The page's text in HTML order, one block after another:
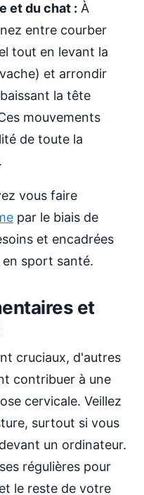
et du chat : À
entre courber
tout en levant la
et arrondir
la tête
mouvements
de toute la
vous faire
par le biais de
et encadrées
en sport santé.
et
cruciaux, d'autres
contribuer à une
cervicale. Veillez
surtout si vous
un ordinateur.
régulières pour
le reste de votre